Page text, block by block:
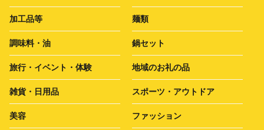
加工品等 麺類
調味料・油 鍋セット
旅行・イベント・体験 地域のお礼の品
雑貨・日用品 スポーツ・アウトドア
美容 ファッション